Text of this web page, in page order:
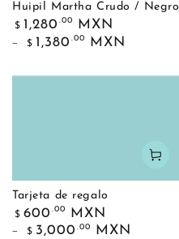
Huipil Martha Crudo / Negro
Precio
regular
$ 1,280 .00 MXN
$ 1,380 .00 MXN
Tarjeta de regalo
Precio
regular
$ 600 .00 MXN
$ 3,000 .00 MXN